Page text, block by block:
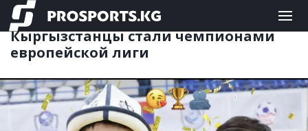
ФУТЗАЛ 02.06.2026 10:12
Кыргызстанцы стали чемпионами
европейской лиги